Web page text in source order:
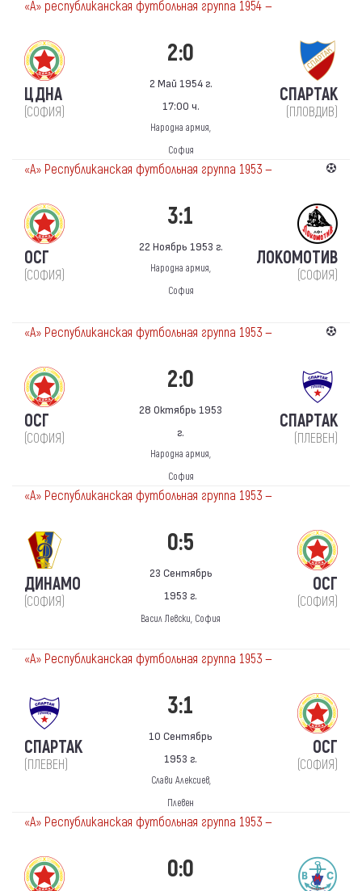
«А» республиканская футбольная группа 1954 —
ЦДНА
(СОФИЯ)
2:0
2 Май 1954 г.
17:00 ч.
Народна армия,
София
СПАРТАК
(ПЛОВДИВ)
«А» Республиканская футбольная группа 1953 —
ОСГ
(СОФИЯ)
3:1
22 Ноябрь 1953 г.
Народна армия,
София
ЛОКОМОТИВ
(СОФИЯ)
«А» Республиканская футбольная группа 1953 —
ОСГ
(СОФИЯ)
2:0
28 Октябрь 1953
г.
Народна армия,
София
СПАРТАК
(ПЛЕВЕН)
«А» Республиканская футбольная группа 1953 —
ДИНАМО
(СОФИЯ)
0:5
23 Сентябрь
1953 г.
Васил Левски, София
ОСГ
(СОФИЯ)
«А» Республиканская футбольная группа 1953 —
СПАРТАК
(ПЛЕВЕН)
3:1
10 Сентябрь
1953 г.
Слави Алексиев,
Плевен
ОСГ
(СОФИЯ)
«А» Республиканская футбольная группа 1953 —
0:0